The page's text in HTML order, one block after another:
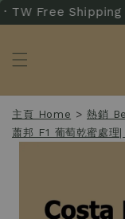
TW Free Shipping
主頁 Home >熱銷
蕭邦 F1 葡萄乾蜜處